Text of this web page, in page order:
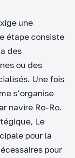
une
étape consiste
des
ou des
Une fois
s’organise
navire Ro-Ro.
Le
pour la
pour